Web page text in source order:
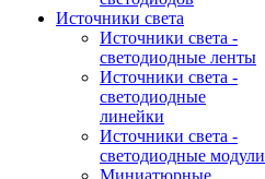
Источники света
Источники света -
светодиодные ленты
Источники света -
светодиодные
линейки
Источники света -
светодиодные модули
Миниатюрные